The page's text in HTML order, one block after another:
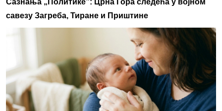
савезу Загреба, Тиране и Приштине